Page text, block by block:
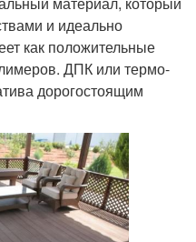
и идеально
как положительные
ДПК или термо-
дорогостоящим